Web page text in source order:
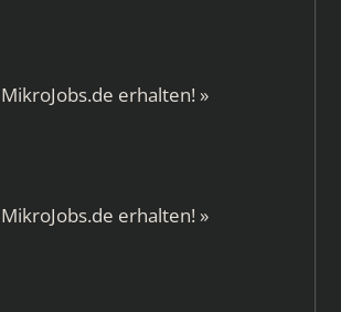
MikroJobs.de erhalten! »
MikroJobs.de erhalten! »